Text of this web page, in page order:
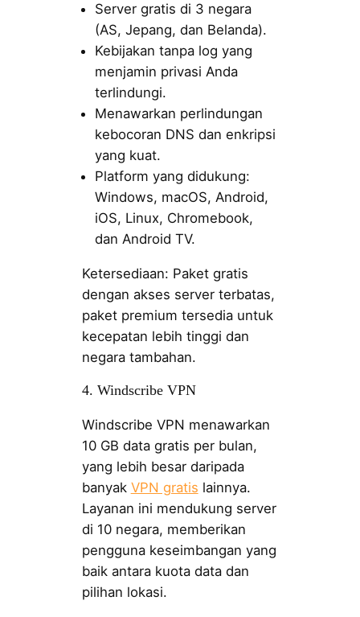
Server gratis di 3 negara
(AS, Jepang, dan Belanda).
Kebijakan tanpa log yang
menjamin privasi Anda
terlindungi.
Menawarkan perlindungan
kebocoran DNS dan enkripsi
yang kuat.
Platform yang didukung:
Windows, macOS, Android,
iOS, Linux, Chromebook,
dan Android TV.
Ketersediaan: Paket gratis
dengan akses server terbatas,
paket premium tersedia untuk
kecepatan lebih tinggi dan
negara tambahan.
4. Windscribe VPN
Windscribe VPN menawarkan
10 GB data gratis per bulan,
yang lebih besar daripada
banyak VPN gratis lainnya.
Layanan ini mendukung server
di 10 negara, memberikan
pengguna keseimbangan yang
baik antara kuota data dan
pilihan lokasi.